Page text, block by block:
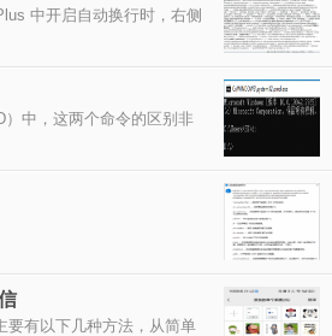
中开启自动换行时，右侧
中，这两个命令的区别非
要有以下几种方法，从简单